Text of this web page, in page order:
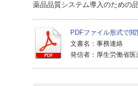
薬品品質システム導入のための
PDFファイル形式で閲
文書名：事務連絡
発信者：厚生労働省